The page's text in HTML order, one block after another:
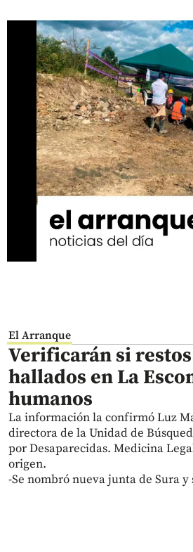
El Arranque
Verificarán si restos
hallados en La
humanos
La información la confirmó Luz
directora de la Unidad de
por Desaparecidas. Medicina
origen.
-Se nombró nueva junta de Sura